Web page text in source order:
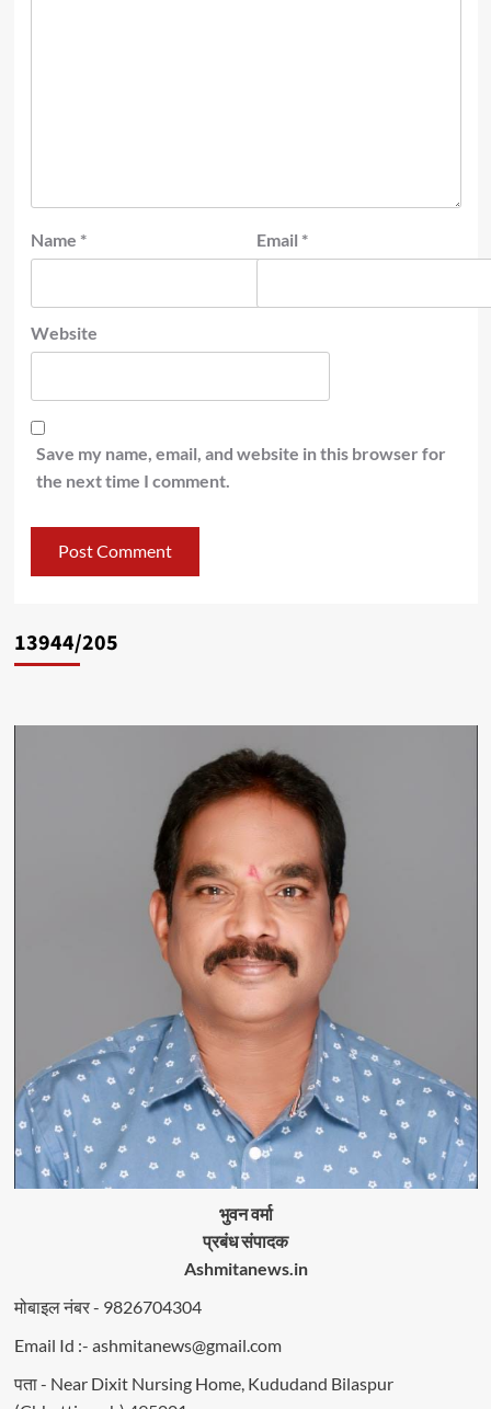
Name * Email *
Website
Save my name, email, and website in this browser for
the next time I comment.
13944/205
भुवन वर्मा
प्रबंध संपादक
Ashmitanews.in
मोबाइल नंबर - 9826704304
Email Id :- ashmitanews@gmail.com
पता - Near Dixit Nursing Home, Kududand Bilaspur